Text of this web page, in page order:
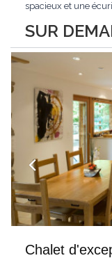
SUR
spacieux et une
authentique et
duplex 2,5 pièces,
Chalet